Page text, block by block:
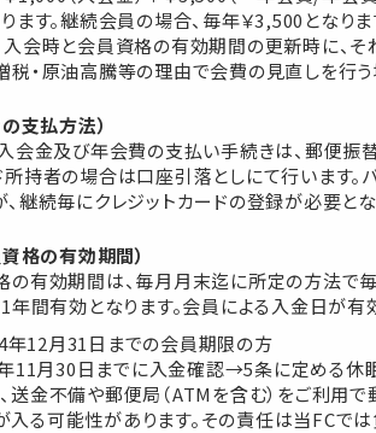
ます。継続会員の場合、毎年￥3,500となり
入会時と会員資格の有効期間の更新時に、そ
税・原油高騰等の理由で会費の見直しを行う
支払方法）
会金及び年会費の支払い手続きは、郵便振
所持者の場合は口座引落としにて行います。
、継続毎にクレジットカードの登録が必要と
格の有効期間）
の有効期間は、毎月月末迄に所定の方法で
年間有効となります。会員による入金日が有
年12月31日までの会員期限の方
11月30日までに入金確認→5条に定める休
、送金不備や郵便局（ATMを含む）をご利
入る可能性があります。その責任は当FCでは